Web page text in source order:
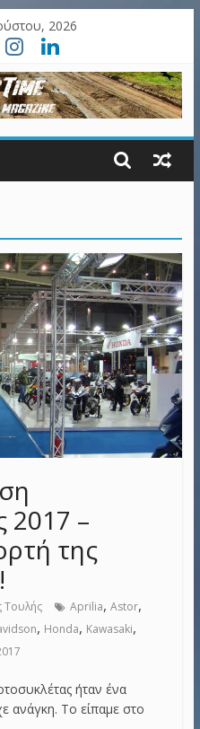
2026
2017 –
της
Τουλής Aprilia, Astor,
, Honda, Kawasaki,
ήταν ένα
ανάγκη. Το είπαμε στο